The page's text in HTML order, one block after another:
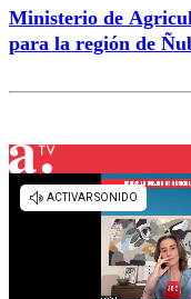
Ministerio de
para la región de